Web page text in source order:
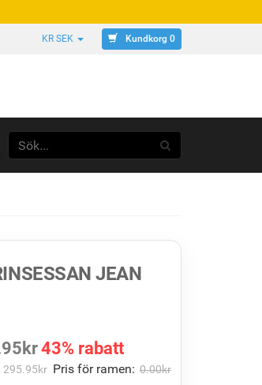
KR SEK Kundkorg 0
JEAN
kr43% rabatt
295.95kr Pris för ramen: 0.00kr